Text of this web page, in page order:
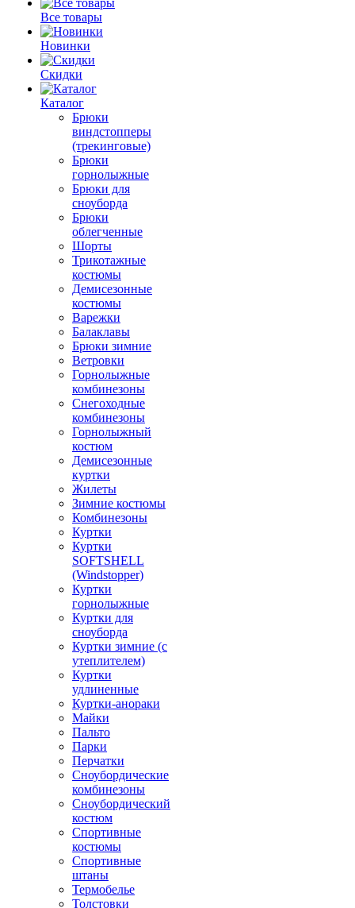
Все товары
Новинки
Скидки
Каталог
Брюки
виндстопперы
(трекинговые)
Брюки
горнолыжные
Брюки для
сноуборда
Брюки
облегченные
Шорты
Трикотажные
костюмы
Демисезонные
костюмы
Варежки
Балаклавы
Брюки зимние
Ветровки
Горнолыжные
комбинезоны
Снегоходные
комбинезоны
Горнолыжный
костюм
Демисезонные
куртки
Жилеты
Зимние костюмы
Комбинезоны
Куртки
Куртки
SOFTSHELL
(Windstopper)
Куртки
горнолыжные
Куртки для
сноуборда
Куртки зимние (с
утеплителем)
Куртки
удлиненные
Куртки-анораки
Майки
Пальто
Парки
Перчатки
Сноубордические
комбинезоны
Сноубордический
костюм
Спортивные
костюмы
Спортивные
штаны
Термобелье
Толстовки